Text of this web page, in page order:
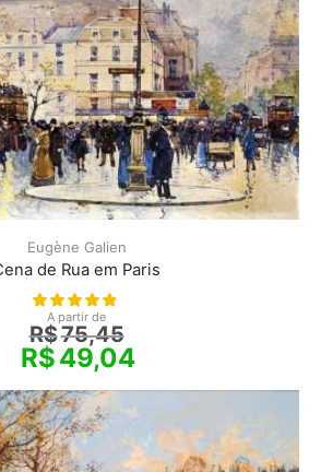
Eugène Galien
de Rua em Paris
A partir de
R$75,45
R$49,04